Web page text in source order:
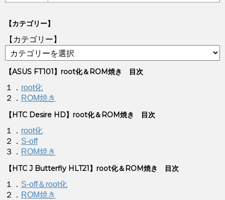
【カテゴリー】
【カテゴリー】
【ASUS FT101】root化＆ROM焼き 目次
１． root化
２． ROM焼き
【HTC Desire HD】root化＆ROM焼き 目次
１． root化
２． S-off
３． ROM焼き
【HTC J Butterfly HLT21】root化＆ROM焼き 目次
１． S-off＆root化
２． ROM焼き